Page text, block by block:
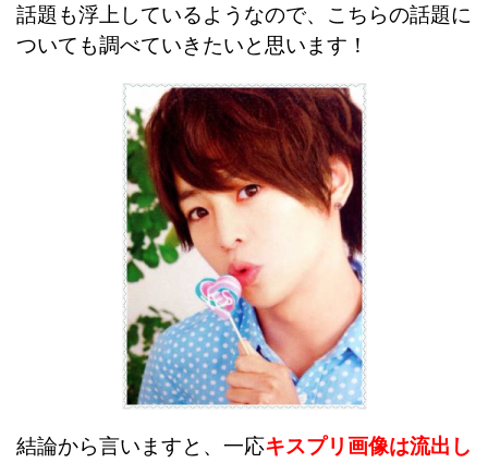
話題も浮上しているようなので、こちらの話題に
ついても調べていきたいと思います！
結論から言いますと、一応キスプリ画像は流出し